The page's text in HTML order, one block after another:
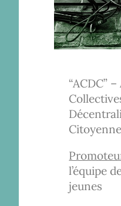
“ACDC”
l’équipe
jeunes